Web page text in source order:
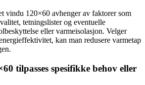
vindu 120×60 avhenger av faktorer som
tetningslister og eventuelle
eller varmeisolasjon. Velger
kan man redusere varmetap
tilpasses spesifikke behov eller